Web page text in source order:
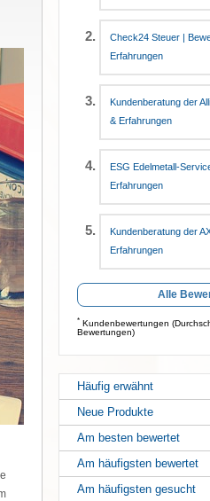
Check24 Steuer |
Erfahrungen
Kundenberatung der
& Erfahrungen
ESG Edelmetall-
Erfahrungen
Kundenberatung der
Erfahrungen
Alle
* Kundenbewertungen
Bewertungen)
Häufig erwähnt
Neue Produkte
Am besten bewertet
Am häufigsten bewertet
Am häufigsten gesucht